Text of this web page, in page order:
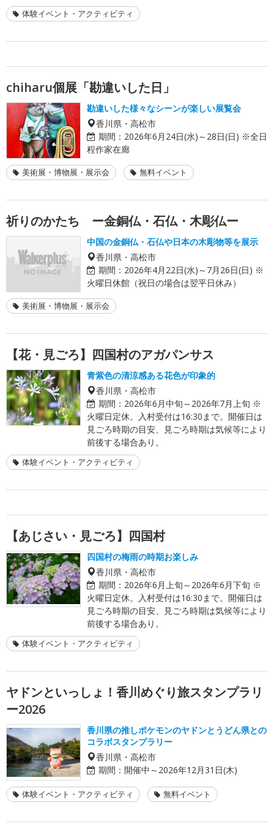
体験イベント・アクティビティ
chiharu個展「勘違いした日」
勘違いした様々なシーンが楽しい展覧会
香川県・高松市
期間： 2026年6月24日(水)～28日(日) ※全日
程作家在廊
美術展・博物展・展示会 無料イベント
祈りのかたち ー金銅仏・石仏・木彫仏ー
中国の金銅仏・石仏や日本の木彫物等を展示
香川県・高松市
期間： 2026年4月22日(水)～7月26日(日) ※
火曜日休館（祝日の場合は翌平日休み）
美術展・博物展・展示会
【花・見ごろ】四国村のアガパンサス
青紫色の清涼感ある花色が印象的
香川県・高松市
期間： 2026年6月中旬～2026年7月上旬 ※
火曜日定休。入村受付は16:30まで。開催日は
見ごろ時期の目安、見ごろ時期は気候等により
前後する場合あり。
体験イベント・アクティビティ
【あじさい・見ごろ】四国村
四国村の梅雨の時期お楽しみ
香川県・高松市
期間： 2026年6月上旬～2026年6月下旬 ※
火曜日定休。入村受付は16:30まで。開催日は
見ごろ時期の目安、見ごろ時期は気候等により
前後する場合あり。
体験イベント・アクティビティ
ヤドンといっしょ！香川めぐり旅スタンプラリ
ー2026
香川県の推しポケモンのヤドンとうどん県との
コラボスタンプラリー
香川県・高松市
期間： 開催中～2026年12月31日(木)
体験イベント・アクティビティ 無料イベント